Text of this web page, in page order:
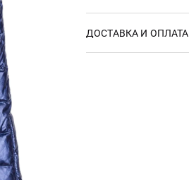
ДОСТАВКА И ОПЛАТА